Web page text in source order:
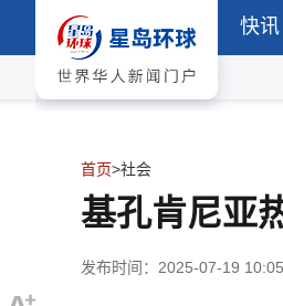
快讯
首页>社会
基孔肯尼亚
发布时间：2025-07-19 10:05